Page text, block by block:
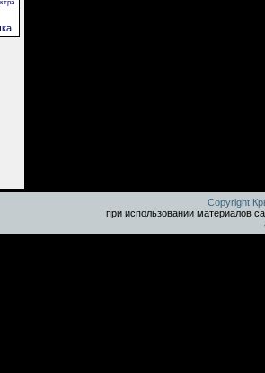
Copyright
при использовании материалов